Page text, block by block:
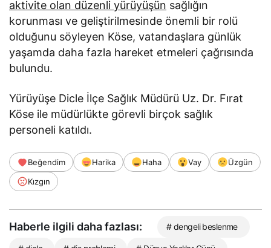
aktivite olan düzenli yürüyüşün sağlığın
korunması ve geliştirilmesinde önemli bir rolü
olduğunu söyleyen Köse, vatandaşlara günlük
yaşamda daha fazla hareket etmeleri çağrısında
bulundu.
Yürüyüşe Dicle İlçe Sağlık Müdürü Uz. Dr. Fırat
Köse ile müdürlükte görevli birçok sağlık
personeli katıldı.
Beğendim Harika Haha Vay
Üzgün
Kızgın
Haberle ilgili daha fazlası: # dengeli beslenme